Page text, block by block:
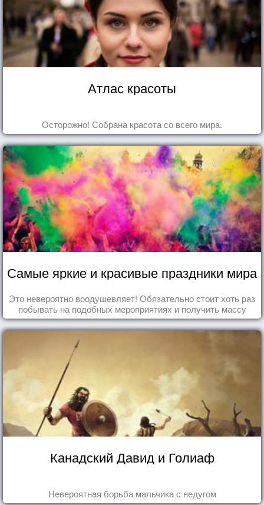
Атлас красоты
Осторожно! Собрана красота со всего мира.
Самые яркие и красивые праздники мира
Это невероятно воодушевляет! Обязательно стоит хоть раз
побывать на подобных мероприятиях и получить массу
впечатлений!
Канадский Давид и Голиаф
Невероятная борьба мальчика с недугом